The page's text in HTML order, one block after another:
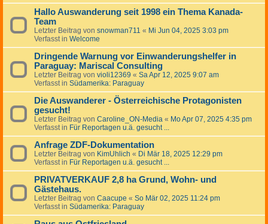
Hallo Auswanderung seit 1998 ein Thema Kanada-
Team
Letzter Beitrag von snowman711 « Mi Jun 04, 2025 3:03 pm
Verfasst in Welcome
Dringende Warnung vor Einwanderungshelfer in
Paraguay: Mariscal Consulting
Letzter Beitrag von violi12369 « Sa Apr 12, 2025 9:07 am
Verfasst in Südamerika: Paraguay
Die Auswanderer - Österreichische Protagonisten
gesucht!
Letzter Beitrag von Caroline_ON-Media « Mo Apr 07, 2025 4:35 pm
Verfasst in Für Reportagen u.ä. gesucht ...
Anfrage ZDF-Dokumentation
Letzter Beitrag von KimUhlich « Di Mär 18, 2025 12:29 pm
Verfasst in Für Reportagen u.ä. gesucht ...
PRIVATVERKAUF 2,8 ha Grund, Wohn- und
Gästehaus.
Letzter Beitrag von Caacupe « So Mär 02, 2025 11:24 pm
Verfasst in Südamerika: Paraguay